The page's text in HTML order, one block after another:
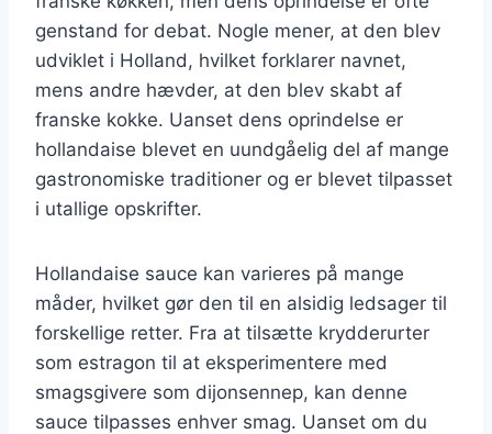
genstand for debat. Nogle mener, at den blev
udviklet i Holland, hvilket forklarer navnet,
mens andre hævder, at den blev skabt af
franske kokke. Uanset dens oprindelse er
hollandaise blevet en uundgåelig del af mange
gastronomiske traditioner og er blevet tilpasset
i utallige opskrifter.
Hollandaise sauce kan varieres på mange
måder, hvilket gør den til en alsidig ledsager til
forskellige retter. Fra at tilsætte krydderurter
som estragon til at eksperimentere med
smagsgivere som dijonsennep, kan denne
sauce tilpasses enhver smag. Uanset om du